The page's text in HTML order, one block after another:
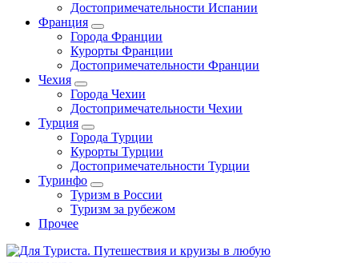
Достопримечательности Испании
Франция
Города Франции
Курорты Франции
Достопримечательности Франции
Чехия
Города Чехии
Достопримечательности Чехии
Турция
Города Турции
Курорты Турции
Достопримечательности Турции
Туринфо
Туризм в России
Туризм за рубежом
Прочее